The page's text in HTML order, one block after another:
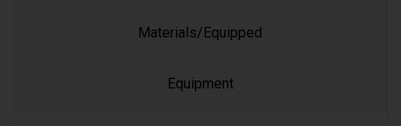
Materials/Equipped
Equipment